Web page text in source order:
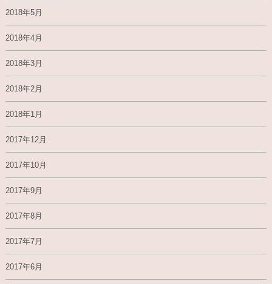
2018年5月
2018年4月
2018年3月
2018年2月
2018年1月
2017年12月
2017年10月
2017年9月
2017年8月
2017年7月
2017年6月